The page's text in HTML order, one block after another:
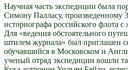
Научная часть экспедиции была
Симону Палласу, произведенному
историографа российского флота
Для «ведения обстоятельного
штилем журнала» был приглашен
обучавшийся в Московском и
ученый отряд экспедиции вошли